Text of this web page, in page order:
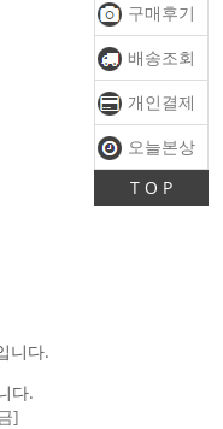
구매후기
배송조회
개인결제
오늘본상
T O P
니다.
다.
]